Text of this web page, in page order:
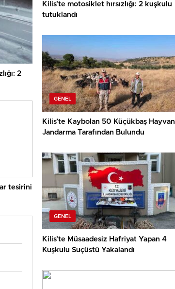
2
tesirini
Kilis’te motosiklet hırsızlığı: 2 kuşkulu
tutuklandı
GENEL
Kilis’te Kaybolan 50 Küçükbaş Hayvan
Jandarma Tarafından Bulundu
GENEL
Kilis’te Müsaadesiz Hafriyat Yapan 4
Kuşkulu Suçüstü Yakalandı